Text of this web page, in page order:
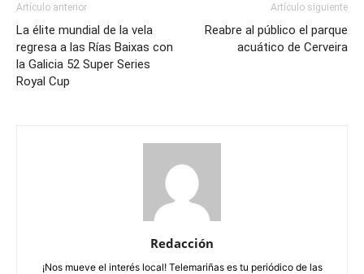
Artículo anterior
La élite mundial de la vela
regresa a las Rías Baixas con
la Galicia 52 Super Series
Royal Cup
Artículo siguiente
Reabre al público el parque
acuático de Cerveira
Redacción
¡Nos mueve el interés local! Telemariñas es tu periódico de las